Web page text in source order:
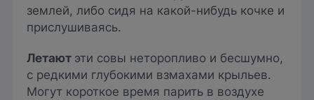
землей, либо сидя на какой-нибудь кочке и
прислушиваясь.
Летают эти совы неторопливо и бесшумно,
с редкими глубокими взмахами крыльев.
Могут короткое время парить в воздухе